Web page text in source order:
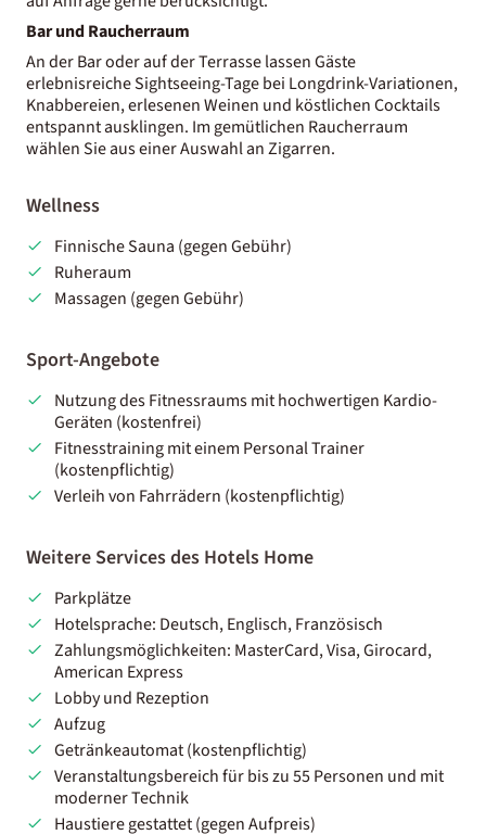
Bar und Raucherraum
An der Bar oder auf der Terrasse lassen Gäste
erlebnisreiche Sightseeing-Tage bei Longdrink-Variationen,
Knabbereien, erlesenen Weinen und köstlichen Cocktails
entspannt ausklingen. Im gemütlichen Raucherraum
wählen Sie aus einer Auswahl an Zigarren.
Wellness
Finnische Sauna (gegen Gebühr)
Ruheraum
Massagen (gegen Gebühr)
Sport-Angebote
Nutzung des Fitnessraums mit hochwertigen Kardio-
Geräten (kostenfrei)
Fitnesstraining mit einem Personal Trainer
(kostenpflichtig)
Verleih von Fahrrädern (kostenpflichtig)
Weitere Services des Hotels Home
Parkplätze
Hotelsprache: Deutsch, Englisch, Französisch
Zahlungsmöglichkeiten: MasterCard, Visa, Girocard,
American Express
Lobby und Rezeption
Aufzug
Getränkeautomat (kostenpflichtig)
Veranstaltungsbereich für bis zu 55 Personen und mit
moderner Technik
Haustiere gestattet (gegen Aufpreis)